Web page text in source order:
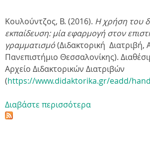
Κουλούντζος, Β. (2016). Η χρήση του
εκπαίδευση: μία εφαρμογή στον
γραμματισμό(Διδακτορική Διατριβή,
Πανεπιστήμιο Θεσσαλονίκης).
Αρχείο Διδακτορικών Διατριβών
(https://www.didaktorika.gr/eadd/
Διαβάστε περισσότερα